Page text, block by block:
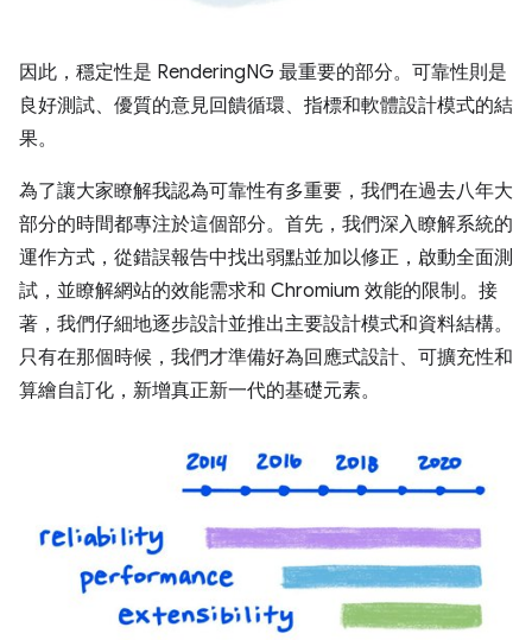
因此，穩定性是 RenderingNG 最重要的部分。可靠性則是
良好測試、優質的意見回饋循環、指標和軟體設計模式的結
果。
為了讓大家瞭解我認為可靠性有多重要，我們在過去八年大
部分的時間都專注於這個部分。首先，我們深入瞭解系統的
運作方式，從錯誤報告中找出弱點並加以修正，啟動全面測
試，並瞭解網站的效能需求和 Chromium 效能的限制。接
著，我們仔細地逐步設計並推出主要設計模式和資料結構。
只有在那個時候，我們才準備好為回應式設計、可擴充性和
算繪自訂化，新增真正新一代的基礎元素。